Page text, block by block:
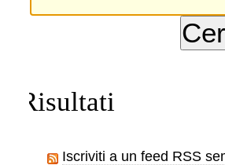
Iscriviti a un feed RSS sempre